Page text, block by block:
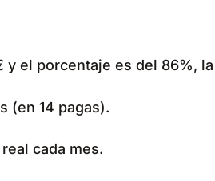
el porcentaje es del 86%,
(en 14 pagas).
cada mes.